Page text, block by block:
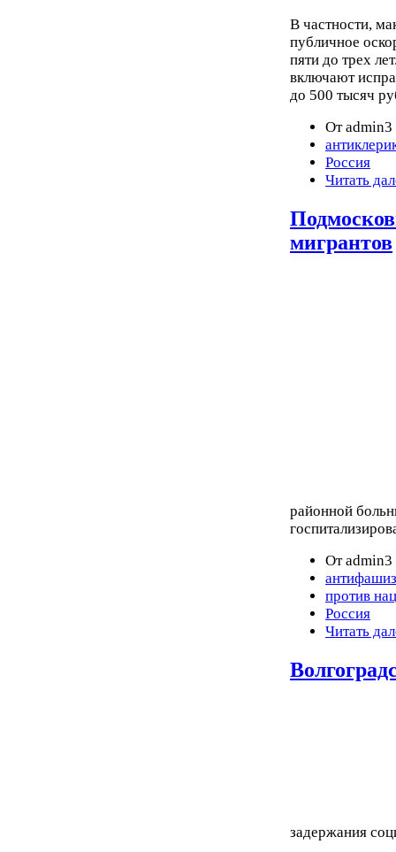
В частности,
публичное
пяти до трех
включают
до 500 тысяч
От
Россия
Читать
мигрантов
районной
От
против
Россия
Читать
задержания